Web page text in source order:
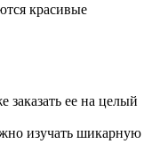
красивые
ее на целый
изучать шикарную